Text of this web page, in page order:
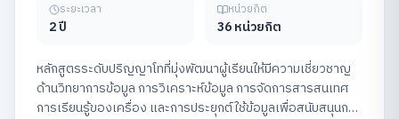
ระยะเวลา
2 ปี
หน่วยกิต
36 หน่วยกิต
หลักสูตรระดับปริญญาโทที่มุ่งพัฒนาผู้เรียนให้มีความเชี่ยวชาญ
ด้านวิทยาการข้อมูล การวิเคราะห์ข้อมูล การจัดการสารสนเทศ
การเรียนรู้ของเครื่อง และการประยุกต์ใช้ข้อมูลเพื่อสนับสนุนการ